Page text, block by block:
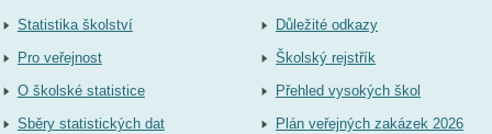
Statistika školství
Pro veřejnost
O školské statistice
Sběry statistických dat
Důležité odkazy
Školský rejstřík
Přehled vysokých škol
Plán veřejných zakázek 2026